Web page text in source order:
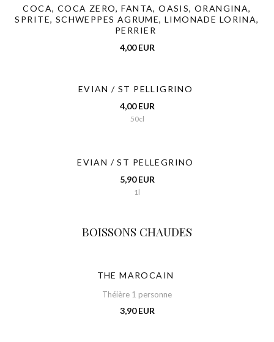
COCA, COCA ZERO, FANTA, OASIS, ORANGINA,
SPRITE, SCHWEPPES AGRUME, LIMONADE LORINA,
PERRIER
4,00 EUR
EVIAN / ST PELLIGRINO
4,00 EUR
50cl
EVIAN / ST PELLEGRINO
5,90 EUR
1l
BOISSONS CHAUDES
THE MAROCAIN
Théière 1 personne
3,90 EUR